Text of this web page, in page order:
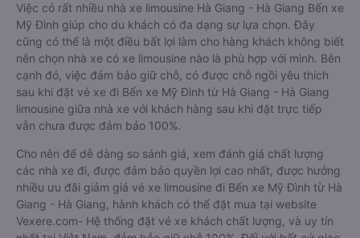
Việc có rất nhiều nhà xe limousine Hà Giang - Hà Giang Bến xe
Mỹ Đình giúp cho du khách có đa dạng sự lựa chọn. Đây
cũng có thể là một điều bất lợi làm cho hàng khách không biết
nên chọn nhà xe có xe limousine nào là phù hợp với mình. Bên
cạnh đó, việc đảm bảo giữ chỗ, có được chỗ ngồi yêu thích
sau khi đặt vé xe đi Bến xe Mỹ Đình từ Hà Giang - Hà Giang
limousine giữa nhà xe với khách hàng sau khi đặt trực tiếp
vẫn chưa được đảm bảo 100%.
Cho nên để dễ dàng so sánh giá, xem đánh giá chất lượng
các nhà xe đi, được đảm bảo quyền lợi cao nhất, được hưởng
nhiều ưu đãi giảm giá vé xe limousine đi Bến xe Mỹ Đình từ Hà
Giang - Hà Giang, hành khách có thể đặt mua tại website
Vexere.com- Hệ thống đặt vé xe khách chất lượng, và uy tín